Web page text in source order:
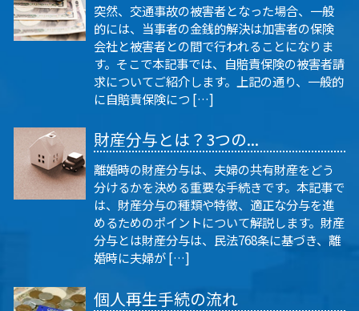
突然、交通事故の被害者となった場合、一般
的には、当事者の金銭的解決は加害者の保険
会社と被害者との間で行われることになりま
す。そこで本記事では、自賠責保険の被害者請
求についてご紹介します。上記の通り、一般的
に自賠責保険につ […]
財産分与とは？3つの...
離婚時の財産分与は、夫婦の共有財産をどう
分けるかを決める重要な手続きです。本記事で
は、財産分与の種類や特徴、適正な分与を進
めるためのポイントについて解説します。財産
分与とは財産分与は、民法768条に基づき、離
婚時に夫婦が […]
個人再生手続の流れ